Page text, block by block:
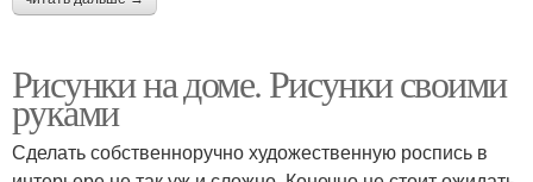
Рисунки на доме. Рисунки своими
руками
Сделать собственноручно художественную роспись в